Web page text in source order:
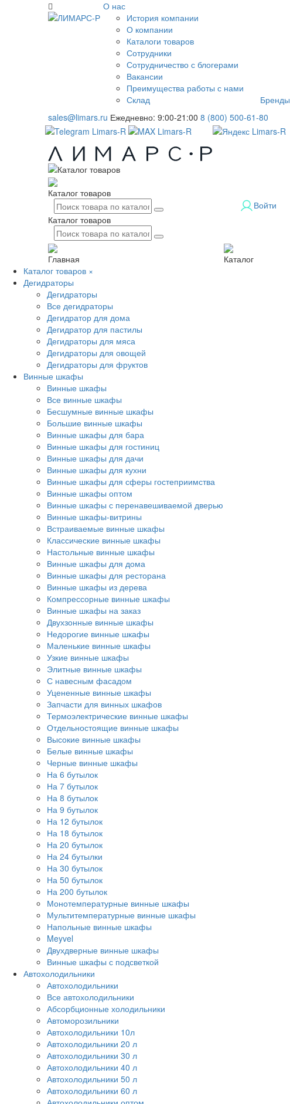
О нас
История компании
О компании
Каталоги товаров
Сотрудники
Сотрудничество с блогерами
Вакансии
Преимущества работы с нами
Склад
Бренды
sales@limars.ru Ежедневно: 9:00-21:00 8 (800) 500-61-80
Каталог товаров
Войти
Каталог товаров
Главная Каталог
Каталог товаров ×
Дегидраторы
Дегидраторы
Все дегидраторы
Дегидратор для дома
Дегидратор для пастилы
Дегидраторы для мяса
Дегидраторы для овощей
Дегидраторы для фруктов
Винные шкафы
Винные шкафы
Все винные шкафы
Бесшумные винные шкафы
Большие винные шкафы
Винные шкафы для бара
Винные шкафы для гостиниц
Винные шкафы для дачи
Винные шкафы для кухни
Винные шкафы для сферы гостеприимства
Винные шкафы оптом
Винные шкафы с перенавешиваемой дверью
Винные шкафы-витрины
Встраиваемые винные шкафы
Классические винные шкафы
Настольные винные шкафы
Винные шкафы для дома
Винные шкафы для ресторана
Винные шкафы из дерева
Компрессорные винные шкафы
Винные шкафы на заказ
Двухзонные винные шкафы
Недорогие винные шкафы
Маленькие винные шкафы
Узкие винные шкафы
Элитные винные шкафы
С навесным фасадом
Уцененные винные шкафы
Запчасти для винных шкафов
Термоэлектрические винные шкафы
Отдельностоящие винные шкафы
Высокие винные шкафы
Белые винные шкафы
Черные винные шкафы
На 6 бутылок
На 7 бутылок
На 8 бутылок
На 9 бутылок
На 12 бутылок
На 18 бутылок
На 20 бутылок
На 24 бутылки
На 30 бутылок
На 50 бутылок
На 200 бутылок
Монотемпературные винные шкафы
Мультитемпературные винные шкафы
Напольные винные шкафы
Meyvel
Двухдверные винные шкафы
Винные шкафы с подсветкой
Автохолодильники
Автохолодильники
Все автохолодильники
Абсорбционные холодильники
Автоморозильники
Автохолодильники 10л
Автохолодильники 20 л
Автохолодильники 30 л
Автохолодильники 40 л
Автохолодильники 50 л
Автохолодильники 60 л